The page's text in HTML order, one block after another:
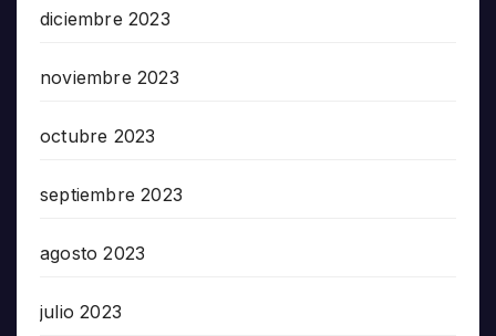
diciembre 2023
noviembre 2023
octubre 2023
septiembre 2023
agosto 2023
julio 2023